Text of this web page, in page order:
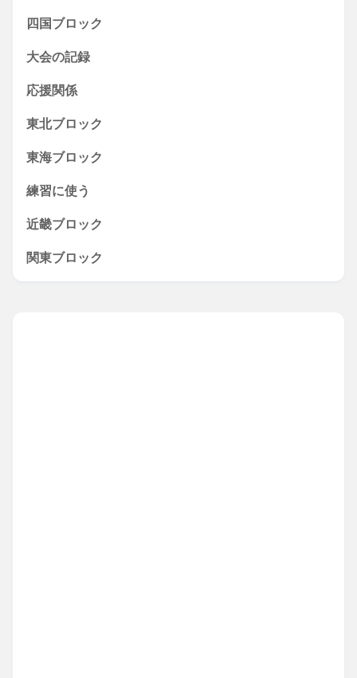
四国ブロック
大会の記録
応援関係
東北ブロック
東海ブロック
練習に使う
近畿ブロック
関東ブロック